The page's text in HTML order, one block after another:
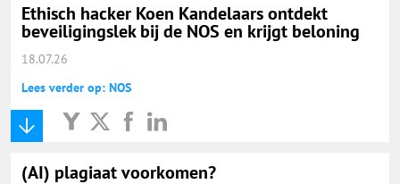
Ethisch hacker Koen Kandelaars ontdekt
beveiligingslek bij de NOS en krijgt beloning
18.07.26
Lees verder op: NOS
(AI) plagiaat voorkomen?